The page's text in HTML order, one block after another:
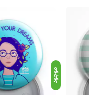
موجود